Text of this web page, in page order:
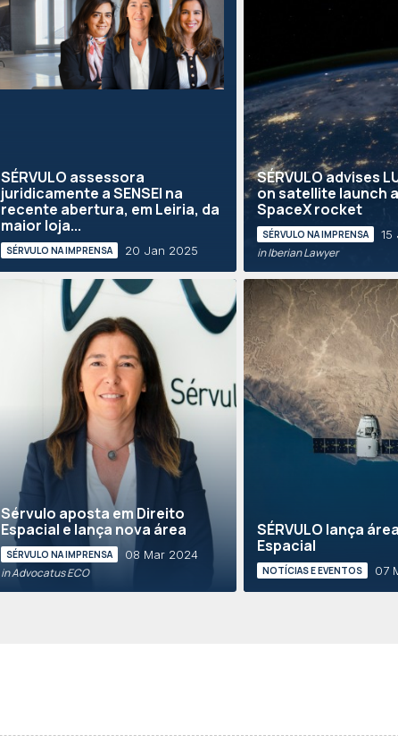
SÉRVULO assessora
juridicamente a SENSEI na
recente abertura, em Leiria, da
maior loja...
SÉRVULO NA IMPRENSA 20 Jan 2025
SÉRVULO advises
on satellite launch
SpaceX rocket
SÉRVULO NA IMPRENSA 15
in Iberian Lawyer
Sérvulo aposta em Direito
Espacial e lança nova área
SÉRVULO NA IMPRENSA 08 Mar 2024
in Advocatus ECO
SÉRVULO lança
Espacial
NOTÍCIAS E EVENTOS 07